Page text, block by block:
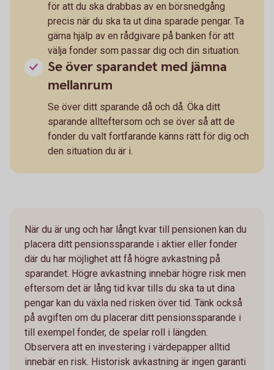
för att du ska drabbas av en börsnedgång
precis när du ska ta ut dina sparade pengar. Ta
gärna hjälp av en rådgivare på banken för att
välja fonder som passar dig och din situation.
Se över sparandet med jämna
mellanrum
Se över ditt sparande då och då. Öka ditt
sparande allteftersom och se över så att de
fonder du valt fortfarande känns rätt för dig och
den situation du är i.
När du är ung och har långt kvar till pensionen kan du
placera ditt pensionssparande i aktier eller fonder
där du har möjlighet att få högre avkastning på
sparandet. Högre avkastning innebär högre risk men
eftersom det är lång tid kvar tills du ska ta ut dina
pengar kan du växla ned risken över tid. Tänk också
på avgiften om du placerar ditt pensionssparande i
till exempel fonder, de spelar roll i längden.
Observera att en investering i värdepapper alltid
innebär en risk. Historisk avkastning är ingen garanti